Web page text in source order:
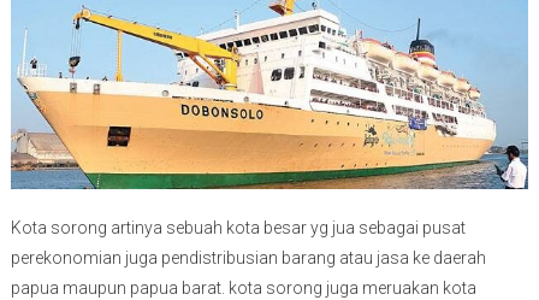
Kota sorong artinya sebuah kota besar yg jua sebagai pusat
perekonomian juga pendistribusian barang atau jasa ke daerah
papua maupun papua barat. kota sorong juga meruakan kota